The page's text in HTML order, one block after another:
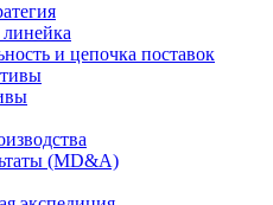
и цепочка поставок
(MD&A)